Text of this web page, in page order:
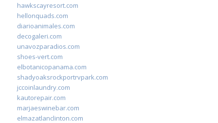
hawkscayresort.com
hellonquads.com
diarioanimales.com
decogaleri.com
unavozparadios.com
shoes-vert.com
elbotanicopanama.com
shadyoaksrockportrvpark.com
jccoinlaundry.com
kautorepair.com
marjaeswinebar.com
elmazatlanclinton.com